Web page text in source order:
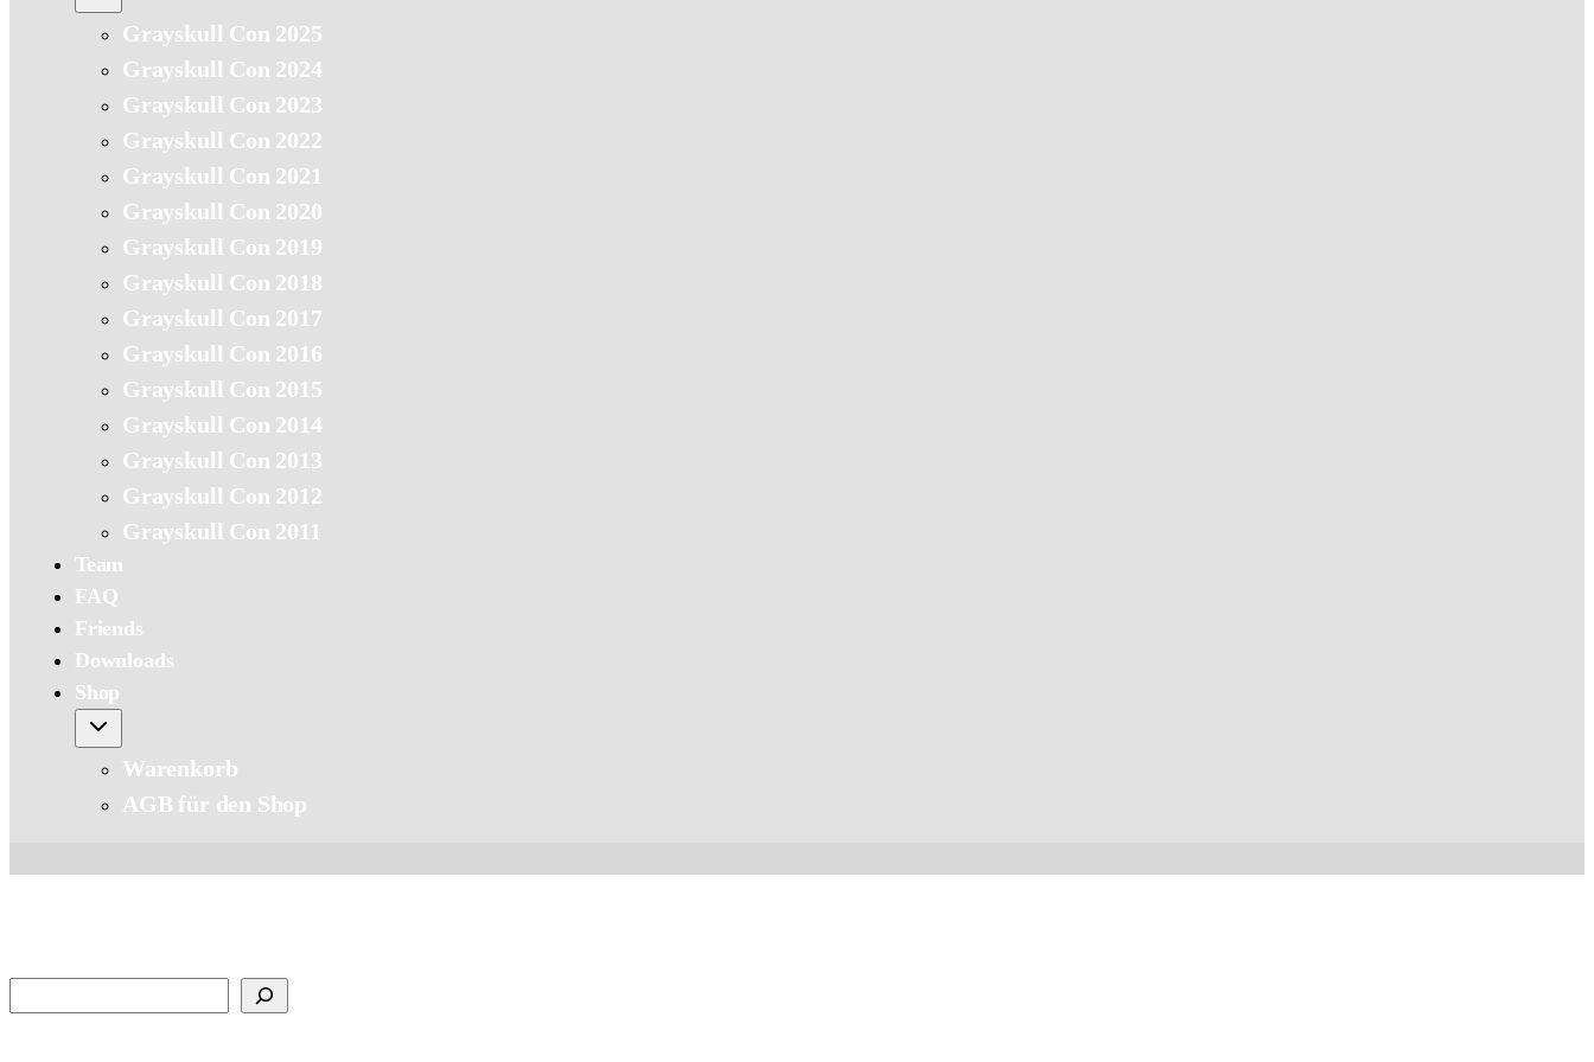
Grayskull Con 2025
Grayskull Con 2024
Grayskull Con 2023
Grayskull Con 2022
Grayskull Con 2021
Grayskull Con 2020
Grayskull Con 2019
Grayskull Con 2018
Grayskull Con 2017
Grayskull Con 2016
Grayskull Con 2015
Grayskull Con 2014
Grayskull Con 2013
Grayskull Con 2012
Grayskull Con 2011
Team
FAQ
Friends
Downloads
Shop
Warenkorb
AGB für den Shop